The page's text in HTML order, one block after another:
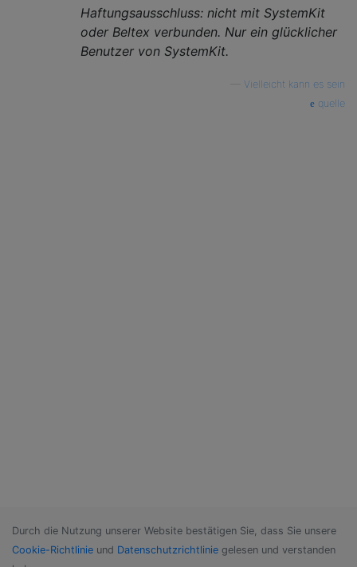
Haftungsausschluss: nicht mit SystemKit
oder Beltex verbunden. Nur ein glücklicher
Benutzer von SystemKit.
Vielleicht kann es sein
quelle
Durch die Nutzung unserer Website bestätigen Sie, dass Sie unsere
Cookie-Richtlinie und Datenschutzrichtlinie gelesen und verstanden